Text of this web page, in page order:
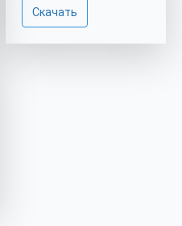
Скачать